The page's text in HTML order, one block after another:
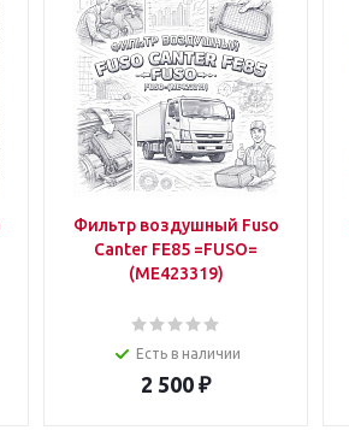
Фильтр воздушный Fuso
Canter FE85 =FUSO=
(ME423319)
Есть в наличии
2 500 ₽